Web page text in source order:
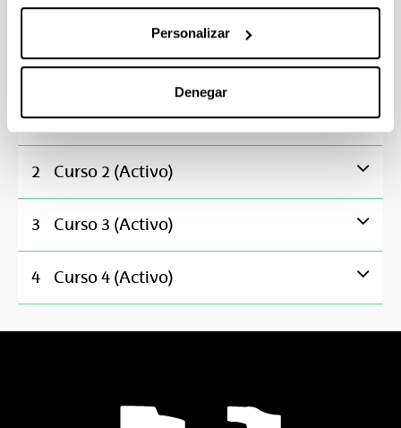
Personalizar
Denegar
Fundamentos de Electrónica
Fundamentos de Programación 6
Redes y Servicios de Telecomunicación I
2 Curso 2 (Activo)
3 Curso 3 (Activo)
4 Curso 4 (Activo)